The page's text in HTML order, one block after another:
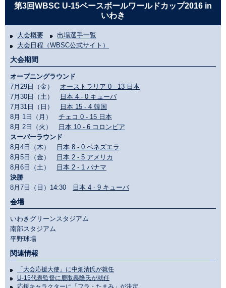
第3回WBSC U-15ベースボールワールドカップ2016 in
いわき
大会概要
出場選手一覧
大会日程（WBSC公式サイト）
大会期間
オープニングラウンド
7月29日（金） オーストラリア 0 - 13 日本
7月30日（土）
日本 4 - 0 キューバ
7月31日（日）
日本 15 - 4 韓国
8月 1日（月） チェコ 0 - 15 日本
8月 2日（火）
日本 10 - 6 コロンビア
スーパーラウンド
8月4日（木）
日本 8 - 0 ベネズエラ
8月5日（金）
日本 2 - 5 アメリカ
8月6日（土）
日本 2 - 1 パナマ
決勝
8月7日（日）14:30
日本 4 - 9 キューバ
会場
いわきグリーンスタジアム
南部スタジアム
平野球場
関連情報
「大会応援大使」に中畑清氏が就任
U-15代表監督に鹿取義隆氏が就任
応援キャラクターに「フラ・たまみ」が決定